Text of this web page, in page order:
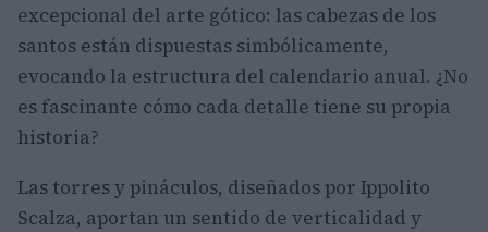
excepcional del arte gótico: las cabezas de los
santos están dispuestas simbólicamente,
evocando la estructura del calendario anual. ¿No
es fascinante cómo cada detalle tiene su propia
historia?
Las torres y pináculos, diseñados por Ippolito
Scalza, aportan un sentido de verticalidad y